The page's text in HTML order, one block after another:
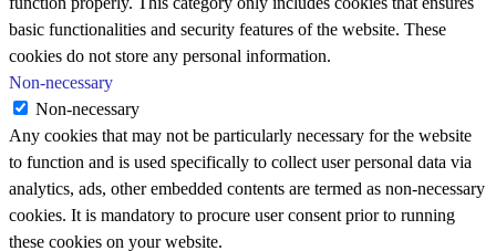
basic functionalities and security features of the website. These
cookies do not store any personal information.
Non-necessary
Non-necessary
Any cookies that may not be particularly necessary for the website
to function and is used specifically to collect user personal data via
analytics, ads, other embedded contents are termed as non-necessary
cookies. It is mandatory to procure user consent prior to running
these cookies on your website.